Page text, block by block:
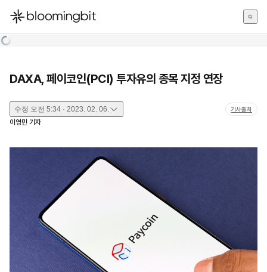
한국어
DAXA, 페이코인(PCI) 투자유의 종목 지정 연장
수정 오전 5:34 · 2023. 02. 06. 기사출처
이영민 기자